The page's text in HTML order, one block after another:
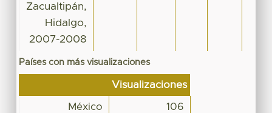
Zacualtipán,
Hidalgo,
2007-2008
Países con más visualizaciones
Visualizaciones
México 106